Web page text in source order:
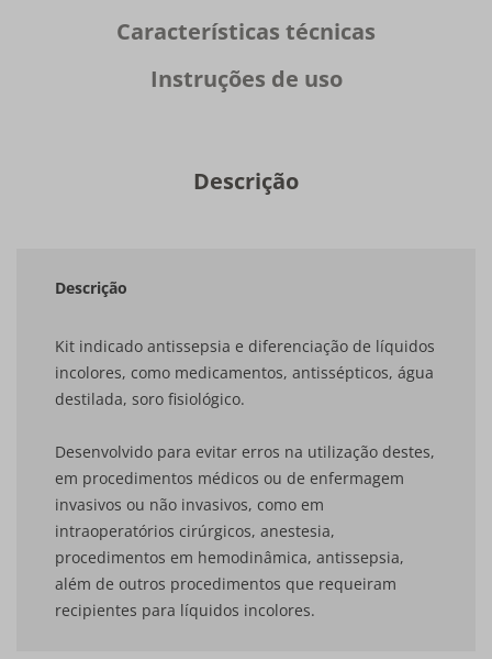
Características técnicas
Instruções de uso
Descrição
Descrição
Kit indicado antissepsia e diferenciação de líquidos
incolores, como medicamentos, antissépticos, água
destilada, soro fisiológico.
Desenvolvido para evitar erros na utilização destes,
em procedimentos médicos ou de enfermagem
invasivos ou não invasivos, como em
intraoperatórios cirúrgicos, anestesia,
procedimentos em hemodinâmica, antissepsia,
além de outros procedimentos que requeiram
recipientes para líquidos incolores.